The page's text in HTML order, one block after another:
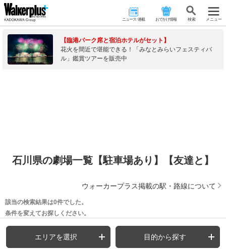
ニュース･連載 おでかけ情報 検 索 メニュー
【臨港パーク席と宿泊ホテルがセット】
花火を間近で堪能できる！「みなとみらいフェスティバ
ル」鑑賞ツアーを販売中
石川県の劇場一覧【駐車場あり】【友達と】
ウォーカープラス掲載の駅・路線について
該当の検索結果は0件でした。
条件を変えてお探しください。
エリアを選択 目的から探す